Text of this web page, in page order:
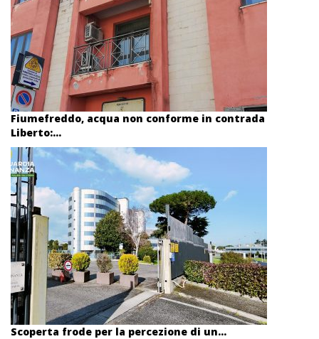
Fiumefreddo, acqua non conforme in contrada
Liberto:...
Scoperta frode per la percezione di un...